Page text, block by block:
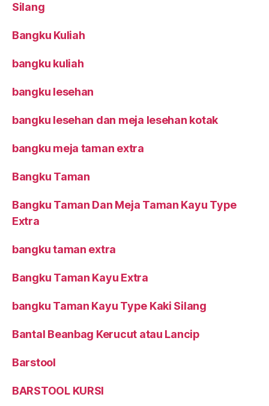
Silang
Bangku Kuliah
bangku kuliah
bangku lesehan
bangku lesehan dan meja lesehan kotak
bangku meja taman extra
Bangku Taman
Bangku Taman Dan Meja Taman Kayu Type
Extra
bangku taman extra
Bangku Taman Kayu Extra
bangku Taman Kayu Type Kaki Silang
Bantal Beanbag Kerucut atau Lancip
Barstool
BARSTOOL KURSI